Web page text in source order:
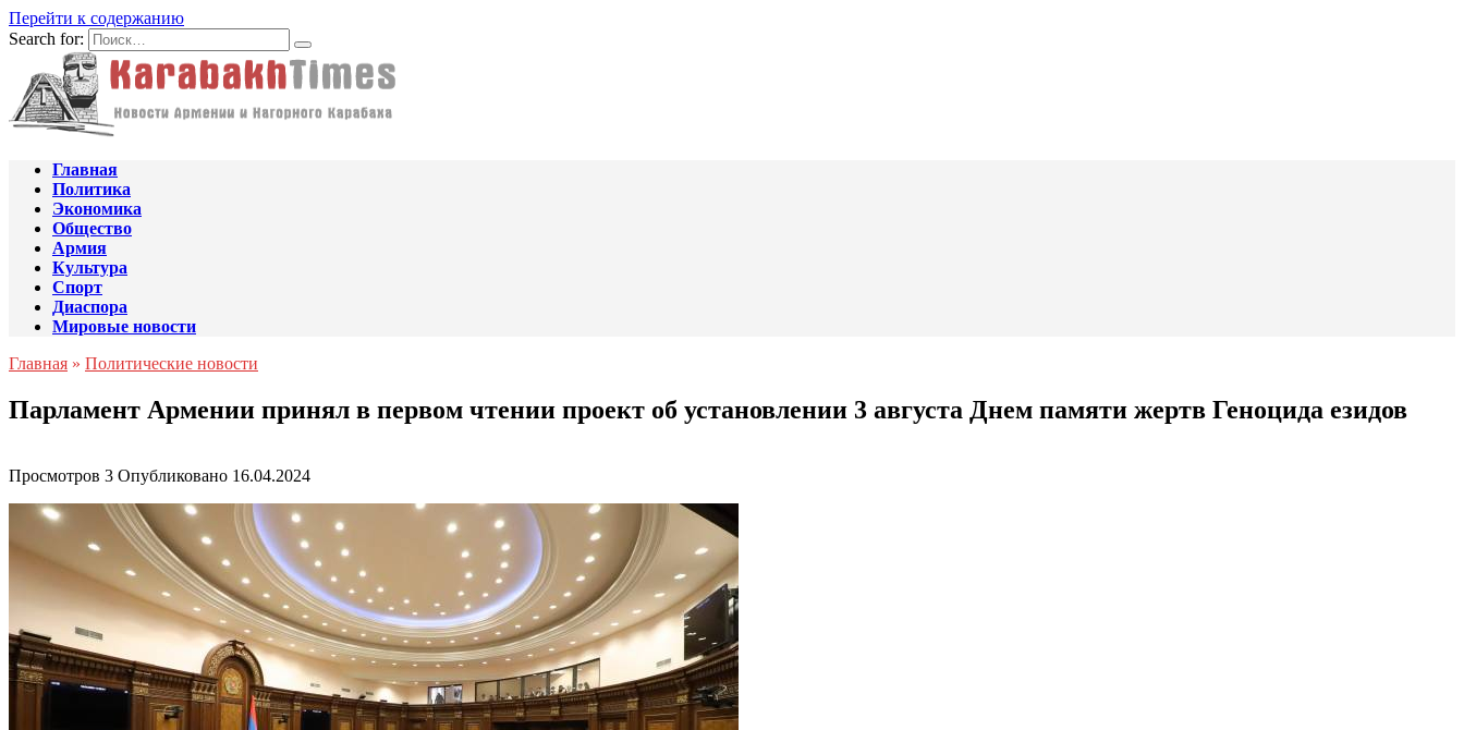
Перейти к содержанию
Search for:
Главная
Политика
Экономика
Общество
Армия
Культура
Спорт
Диаспора
Мировые новости
Главная » Политические новости
Парламент Армении принял в первом чтении проект об установлении 3 августа Днем памяти жертв Геноцида езидов
Просмотров 3 Опубликовано 16.04.2024